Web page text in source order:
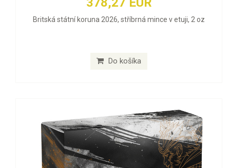
Britská státní koruna 2026, stříbrná mince v etuji, 2 oz
Do košíka